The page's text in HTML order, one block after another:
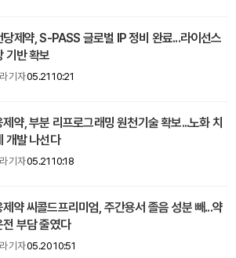
당제약, S-PASS 글로벌 IP 정비 완료...라이선스
기반 확보
기자05.21 10:21
제약, 부분 리프로그래밍 원천기술 확보...노화 치
개발 나선다
기자05.21 10:18
제약 씨콜드프리미엄, 주간용서 졸음 성분 빼...약
전 부담 줄였다
기자05.20 10:51